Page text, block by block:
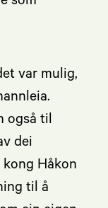
var mulig,
også til
dei
kong Håkon
til å